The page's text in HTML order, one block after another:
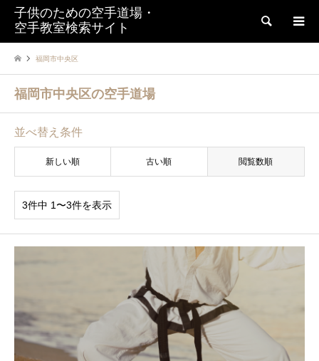
子供のための空手道場・
空手教室検索サイト
検索
福岡市中央区
福岡市中央区の空手道場
並べ替え条件
新しい順 古い順 閲覧数順
3件中 1〜3件を表示